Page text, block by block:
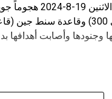
المقاومة
(مقر قيادة اللواء الغربي
وجنودها وأصابت أهدافها